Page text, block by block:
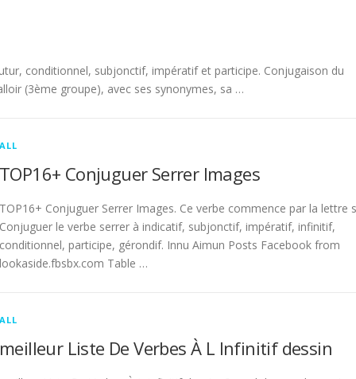
conditionnel, subjonctif, impératif et participe. Conjugaison du
(3ème groupe), avec ses synonymes, sa …
ALL
TOP16+ Conjuguer Serrer Images
TOP16+ Conjuguer Serrer Images. Ce verbe commence par la lettre
Conjuguer le verbe serrer à indicatif, subjonctif, impératif, infinitif,
conditionnel, participe, gérondif. Innu Aimun Posts Facebook from
lookaside.fbsbx.com Table …
ALL
meilleur Liste De Verbes À L Infinitif dessin